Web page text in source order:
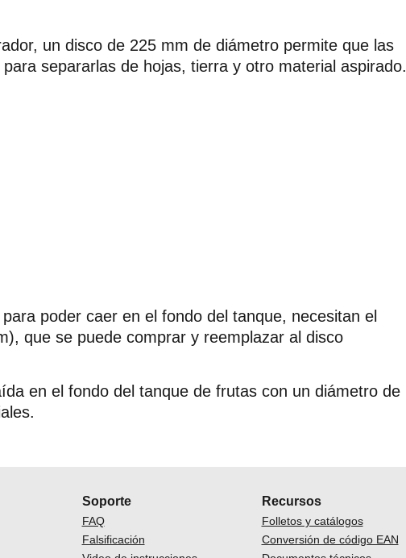
un disco de 225 mm de diámetro permite que las
separarlas de hojas, tierra y otro material aspirado.
poder caer en el fondo del tanque, necesitan el
que se puede comprar y reemplazar al disco
en el fondo del tanque de frutas con un diámetro de
Soporte
FAQ
Falsificación
Recursos
Folletos y catálogos
Conversión de código EAN